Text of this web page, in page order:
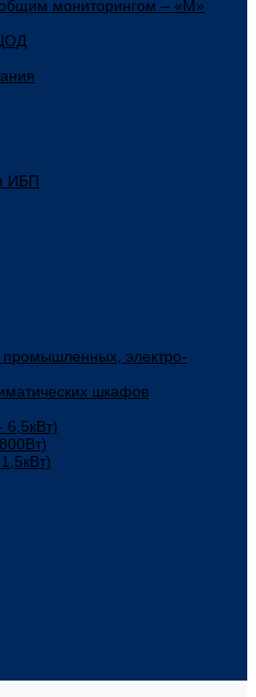
общим мониторингом – «М»
ИБП
электро-
шкафов